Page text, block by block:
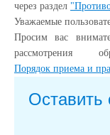
через раздел
Уважаемые
Просим вас
рассмотрения
Порядок приема и